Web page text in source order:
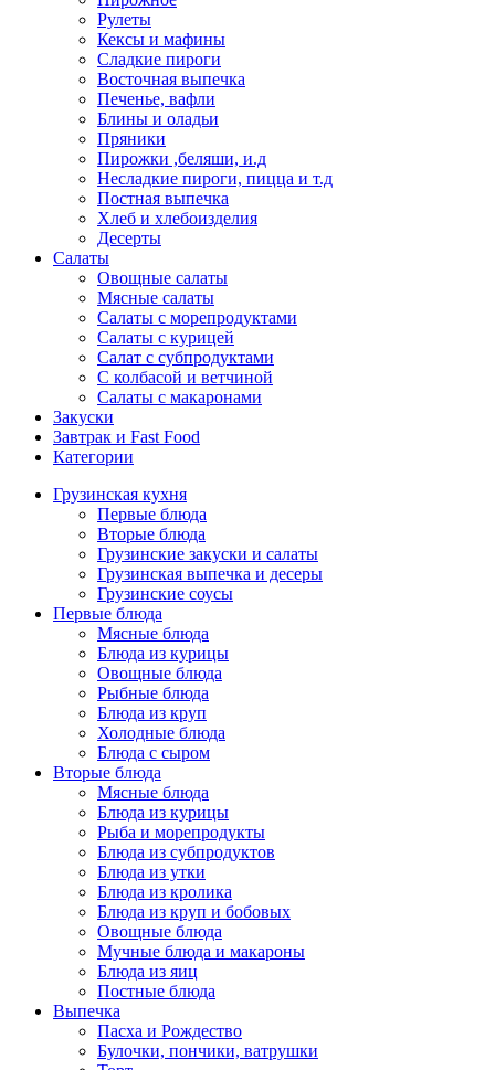
Рулеты
Кексы и мафины
Сладкие пироги
Восточная выпечка
Печенье, вафли
Блины и оладьи
Пряники
Пирожки ,беляши, и.д
Несладкие пироги, пицца и т.д
Постная выпечка
Хлеб и хлебоизделия
Десерты
Салаты
Овощные салаты
Мясные салаты
Салаты с морепродуктами
Салаты с курицей
Салат с субпродуктами
С колбасой и ветчиной
Салаты с макаронами
Закуски
Завтрак и Fast Food
Категории
Грузинская кухня
Первые блюда
Вторые блюда
Грузинские закуски и салаты
Грузинская выпечка и десеры
Грузинские соусы
Первые блюда
Мясные блюда
Блюда из курицы
Овощные блюда
Рыбные блюда
Блюда из круп
Холодные блюда
Блюда с сыром
Вторые блюда
Мясные блюда
Блюда из курицы
Рыба и морепродукты
Блюда из субпродуктов
Блюда из утки
Блюда из кролика
Блюда из круп и бобовых
Овощные блюда
Мучные блюда и макароны
Блюда из яиц
Постные блюда
Выпечка
Пасха и Рождество
Булочки, пончики, ватрушки